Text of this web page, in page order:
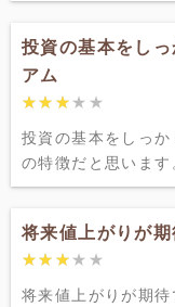
投資の基本をし
アム
★★★★★
★★★★★
投資の基本をしっ
の特徴だと思いま
将来値上がりが
★★★★★
★★★★★
将来値上がりが期